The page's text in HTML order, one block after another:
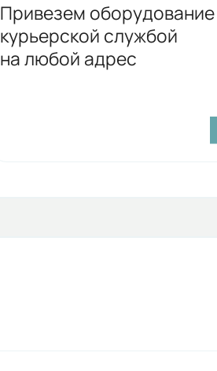
Привезем оборудование
курьерской службой
на любой адрес